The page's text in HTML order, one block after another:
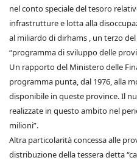
nel conto speciale del tesoro
infrastrutture e lotta alla
al miliardo di dirhams , un terzo
“programma di sviluppo delle
Un rapporto del Ministero delle
programma punta, dal 1976, alla
disponibile in queste province. Il
realizzate in questo ambito nel
milioni”.
Altra particolarità concessa alle
distribuzione della tessera detta